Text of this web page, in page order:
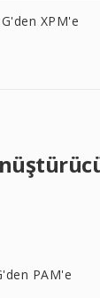
XPM'e
PAM'e